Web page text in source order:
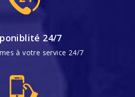
24/7
à votre service 24/7